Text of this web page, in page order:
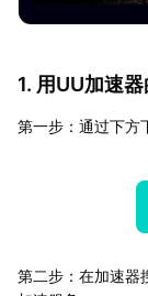
1. 用UU加速
第一步：通过下方
第二步：在加速器